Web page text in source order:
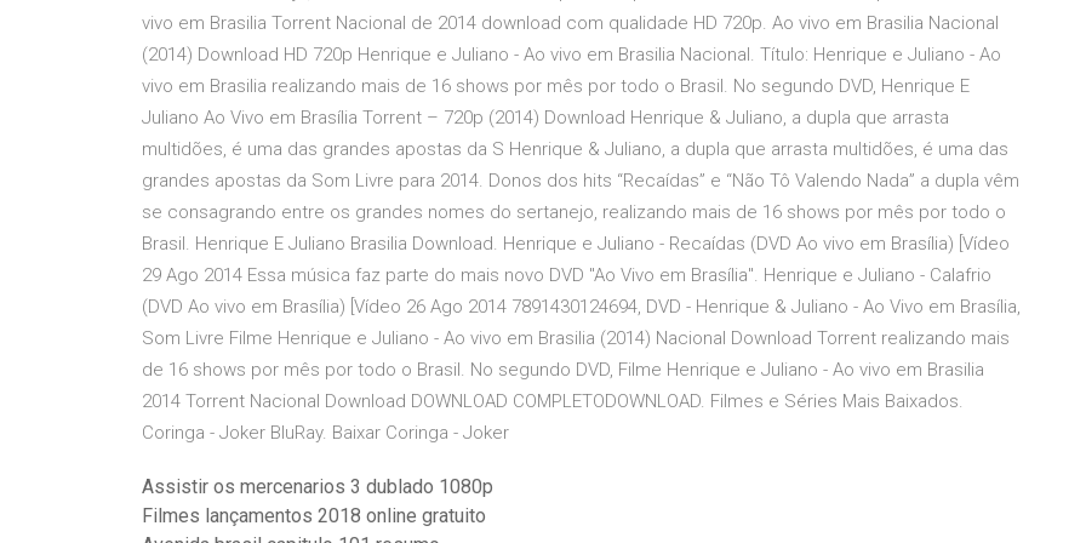
vivo em Brasilia Torrent Nacional de 2014 download com qualidade HD 720p. Ao vivo em Brasilia Nacional
(2014) Download HD 720p Henrique e Juliano - Ao vivo em Brasilia Nacional. Título: Henrique e Juliano - Ao
vivo em Brasilia realizando mais de 16 shows por mês por todo o Brasil. No segundo DVD, Henrique E
Juliano Ao Vivo em Brasília Torrent – 720p (2014) Download Henrique & Juliano, a dupla que arrasta
multidões, é uma das grandes apostas da S Henrique & Juliano, a dupla que arrasta multidões, é uma das
grandes apostas da Som Livre para 2014. Donos dos hits “Recaídas” e “Não Tô Valendo Nada” a dupla vêm
se consagrando entre os grandes nomes do sertanejo, realizando mais de 16 shows por mês por todo o
Brasil. Henrique E Juliano Brasilia Download. Henrique e Juliano - Recaídas (DVD Ao vivo em Brasília) [Vídeo
29 Ago 2014 Essa música faz parte do mais novo DVD "Ao Vivo em Brasília". Henrique e Juliano - Calafrio
(DVD Ao vivo em Brasília) [Vídeo 26 Ago 2014 7891430124694, DVD - Henrique & Juliano - Ao Vivo em Brasília,
Som Livre Filme Henrique e Juliano - Ao vivo em Brasilia (2014) Nacional Download Torrent realizando mais
de 16 shows por mês por todo o Brasil. No segundo DVD, Filme Henrique e Juliano - Ao vivo em Brasilia
2014 Torrent Nacional Download DOWNLOAD COMPLETODOWNLOAD. Filmes e Séries Mais Baixados.
Coringa - Joker BluRay. Baixar Coringa - Joker
Assistir os mercenarios 3 dublado 1080p
Filmes lançamentos 2018 online gratuito